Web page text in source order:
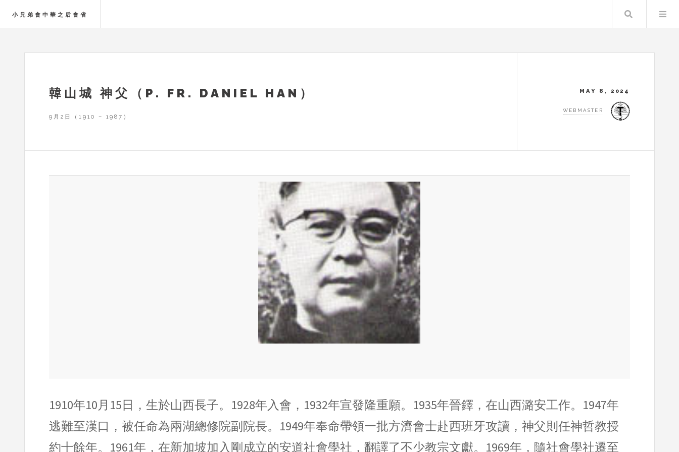
小兄弟會中華之后會省 Search
韓山城 神父（P. FR. DANIEL HAN）
9月2日（1910 – 1987）
MAY 8, 2024
WEBMASTER
1910年10月15日，生於山西長子。1928年入會，1932年宣發隆重願。1935年晉鐸，在山西潞安工作。1947年
逃難至漢口，被任命為兩湖總修院副院長。1949年奉命帶領一批方濟會士赴西班牙攻讀，神父則任神哲教授
約十餘年。1961年，在新加坡加入剛成立的安道社會學社，翻譯了不少教宗文獻。1969年，隨社會學社遷至